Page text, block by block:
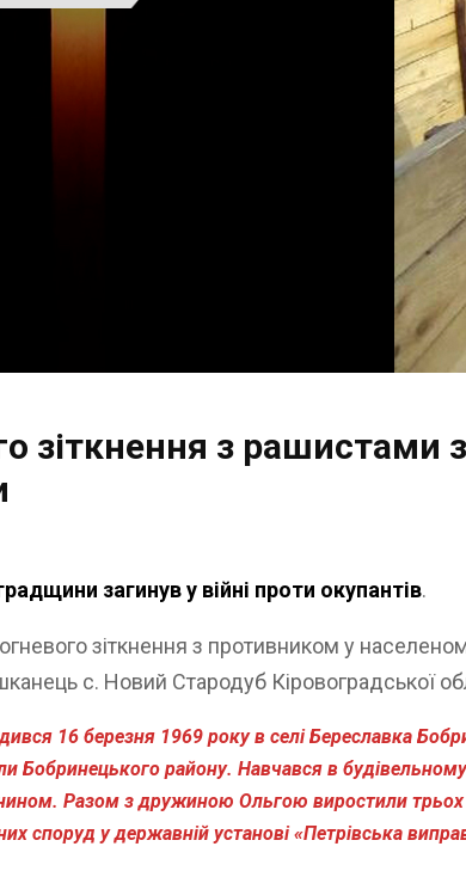
зіткнення з рашистами
загинув у війні проти окупантів.
зіткнення з противником у
с. Новий Стародуб Кіровоградської
16 березня 1969 року в селі Береславка
Бобринецького району. Навчався в
Разом з дружиною Ольгою виростили трьох
споруд у державній установі «Петрівська